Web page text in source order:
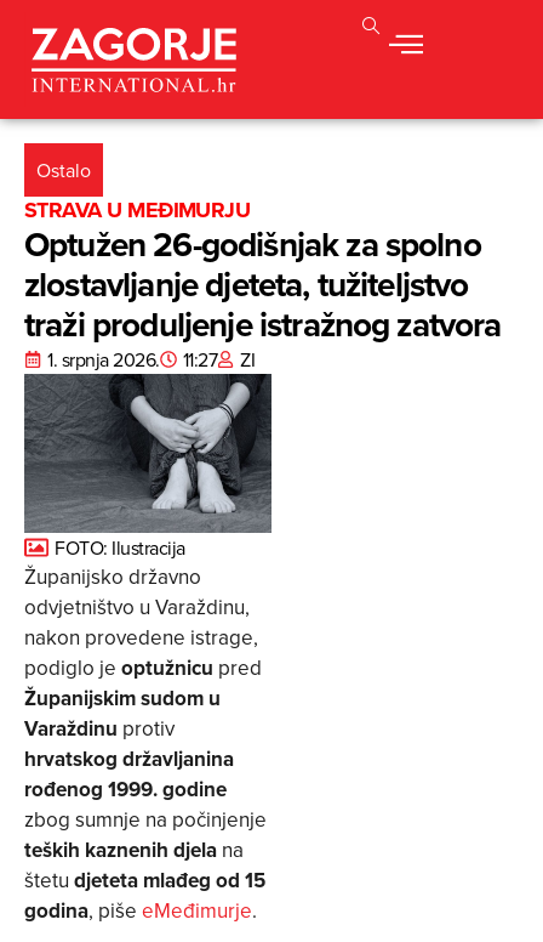
Ostalo
STRAVA U MEĐIMURJU
Optužen 26-godišnjak za spolno
zlostavljanje djeteta, tužiteljstvo
traži produljenje istražnog zatvora
1. srpnja 2026. 11:27 ZI
FOTO: Ilustracija
Županijsko državno
odvjetništvo u Varaždinu,
nakon provedene istrage,
podiglo je optužnicu pred
Županijskim sudom u
Varaždinu protiv
hrvatskog državljanina
rođenog 1999. godine
zbog sumnje na počinjenje
teških kaznenih djela na
štetu djeteta mlađeg od 15
godina, piše eMeđimurje.